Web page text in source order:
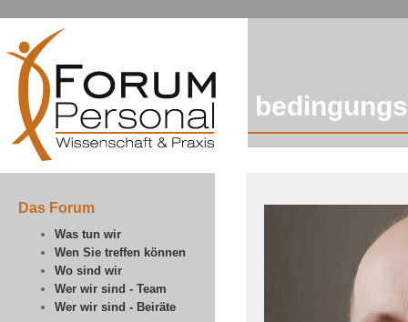
Das Forum
Was tun wir
Wen Sie treffen können
Wo sind wir
Wer wir sind - Team
Wer wir sind - Beiräte